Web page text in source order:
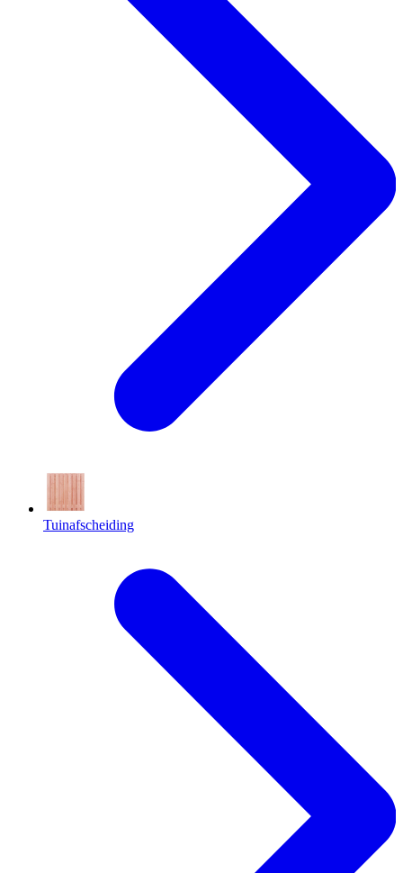
Tuinafscheiding